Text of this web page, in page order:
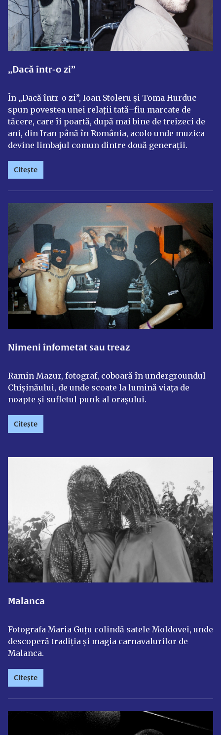
„Dacă într-o zi”
În „Dacă într-o zi”, Ioan Stoleru și Toma Hurduc
spun povestea unei relații tată–fiu marcate de
tăcere, care îi poartă, după mai bine de treizeci de
ani, din Iran până în România, acolo unde muzica
devine limbajul comun dintre două generații.
Citește
Nimeni înfometat sau treaz
Ramin Mazur, fotograf, coboară în undergroundul
Chișinăului, de unde scoate la lumină viața de
noapte și sufletul punk al orașului.
Citește
Malanca
Fotografa Maria Guțu colindă satele Moldovei, unde
descoperă tradiția și magia carnavalurilor de
Malanca.
Citește